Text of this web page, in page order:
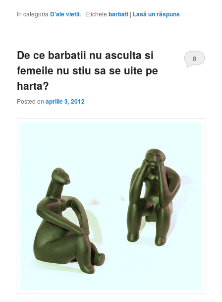
În categoria D'ale vietii. | Etichete barbati | Lasă un răspuns
De ce barbatii nu asculta si
femeile nu stiu sa se uite pe
harta?
Posted onaprilie 3, 2012
8